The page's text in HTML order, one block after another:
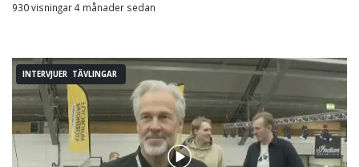
930 visningar 4 månader sedan
INTERVJUER TÄVLINGAR